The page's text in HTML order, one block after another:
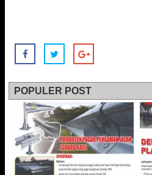
POPULER POST